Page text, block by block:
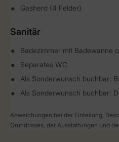
Gasherd (4 Felder)
Sanitär
Badezimmer mit Badewanne
Separates WC
Als Sonderwunsch buchbar:
Als Sonderwunsch buchbar:
Abweichungen bei der Einteilung,
Grundrisses, der Ausstattungen und